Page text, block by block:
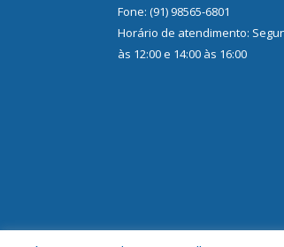
Fone: (91) 98565-6801
Horário de atendimento:
às 12:00 e 14:00 às 16:00